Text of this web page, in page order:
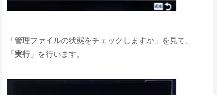
「管理ファイルの状態をチェックしますか」を見て、
「実行」を行います。